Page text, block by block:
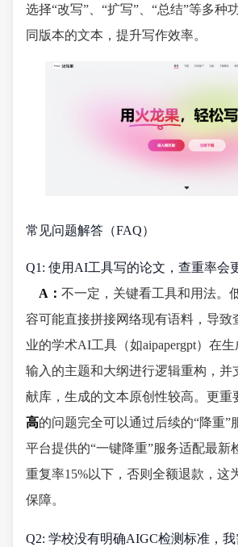
选择“改写”、“扩写”、“总结”等多种
同版本的文本，提升写作效率。
常见问题解答（FAQ）
Q1: 使用AI工具写的论文，查重率会
A： 不一定，关键看工具和用法。
容可能直接拼接网络现有语料，导致
业的学术AI工具（如aipapergpt）在
输入的主题和大纲进行逻辑重构，并
献库，生成的文本原创性较高。更重
高的问题完全可以通过后续的“降重”
平台提供的“一键降重”服务适配最新
重复率15%以下，否则全额退款，这
保障。
Q2: 学校没有明确AIGC检测标准，